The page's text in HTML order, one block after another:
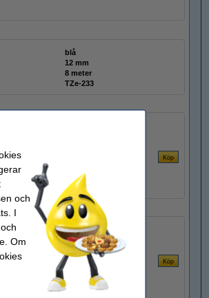
blå
12 mm
8 meter
TZe-233
Varumärket 123ink ersätter Brother TZe-231+TZe-131+TZe-631 | svart text - vit/transparent/gul märkband | 12mm x 8m | 3st
och
I
Om